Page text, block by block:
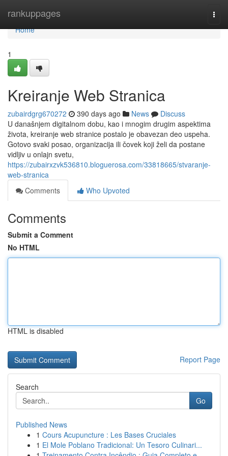
rankuppages
Home
Home
1
Kreiranje Web Stranica
zubairdgrg670272 390 days ago News
Discuss
U današnjem digitalnom dobu, kao i mnogim drugim aspektima
života, kreiranje web stranice postalo je obavezan deo uspeha.
Gotovo svaki posao, organizacija ili čovek koji želi da postane
vidljiv u onlajn svetu,
https://zubairxzvk536810.bloguerosa.com/33818665/stvaranje-
web-stranica
Comments
Who Upvoted
Comments
Submit a Comment
No HTML
HTML is disabled
Report Page
Search
Go
Published News
1 Cours Acupuncture : Les Bases Cruciales
1 El Mole Poblano Tradicional: Un Tesoro Culinari...